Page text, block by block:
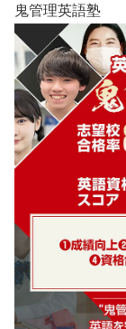
鬼管理英語塾